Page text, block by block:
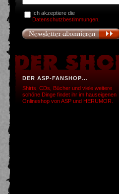
Ich akzeptiere die
Datenschutzbestimmungen
DER ASP-FANSHOP…
Shirts, CDs, Bücher und viele weitere
schöne Dinge findet ihr im hauseigenen
Onlineshop von ASP und HERUMOR.